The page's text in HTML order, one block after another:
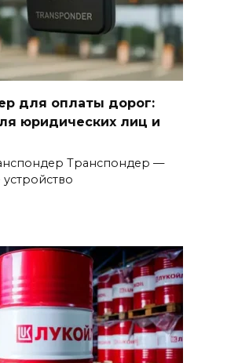
для оплаты дорог:
юридических лиц и
Транспондер —